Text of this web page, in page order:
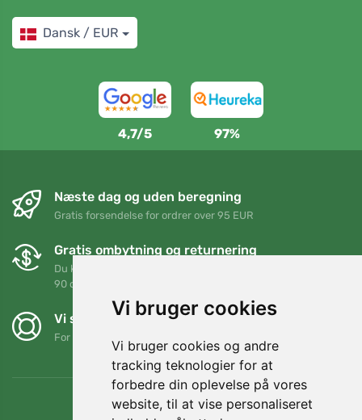
Vi bruger cookies
Vi bruger cookies og andre
tracking teknologier for at
forbedre din oplevelse på vores
website, til at vise personaliseret
Dansk / EUR
4,7/5 97%
Næste dag og uden beregning
Gratis forsendelse for ordrer over 95 EUR
Gratis ombytning og returnering
Du kan returnere eller bytte din ordre når som helst inden for
90 dage
Vi støtter Trees.org
For hver ordre planter vi et træ! Læs mere